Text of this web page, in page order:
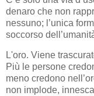
denaro che non
nessuno; l’unica
soccorso
L'oro. Viene
Più le persone
meno credono
non implode,